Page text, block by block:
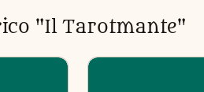
"Il Tarotmante"